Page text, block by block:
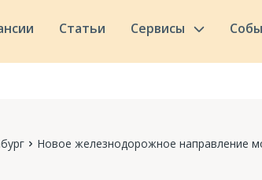
Статьи Сервисы
Новое железнодорожное направление